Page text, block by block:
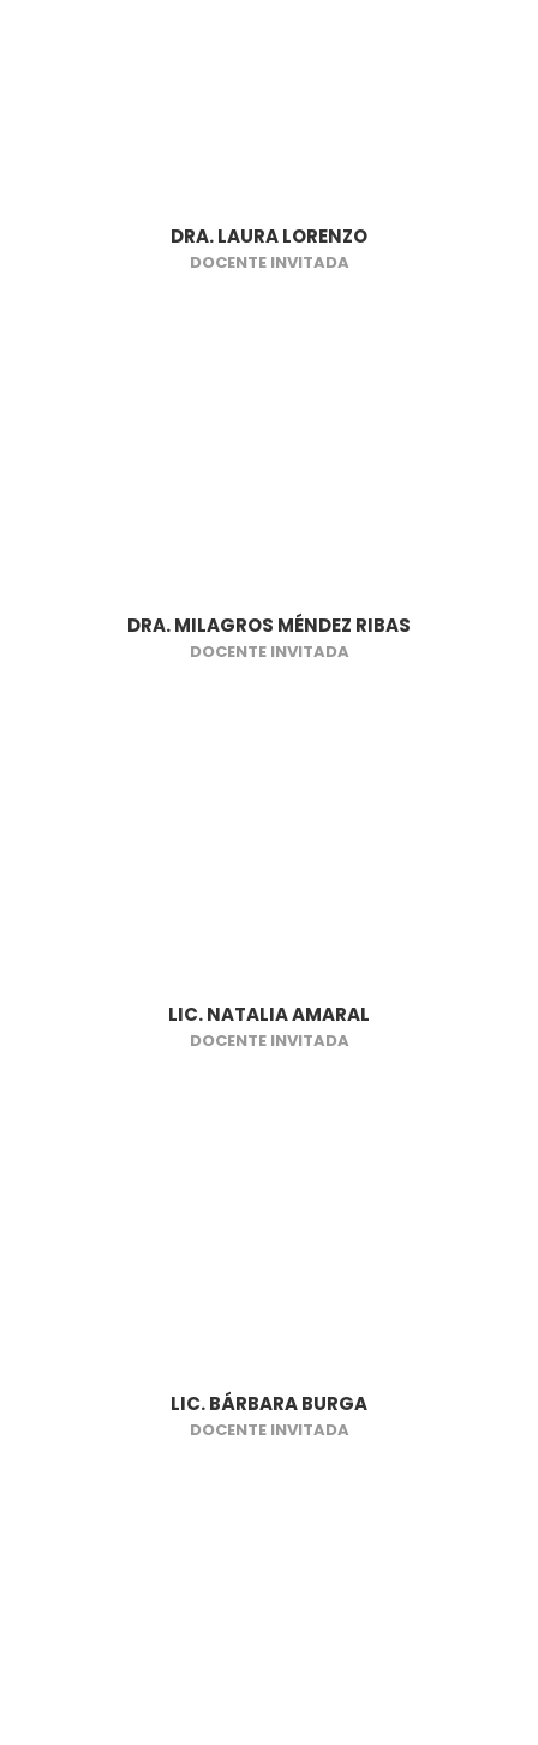
DRA. LAURA LORENZO
DOCENTE INVITADA
DRA. MILAGROS MÉNDEZ RIBAS
DOCENTE INVITADA
LIC. NATALIA AMARAL
DOCENTE INVITADA
LIC. BÁRBARA BURGA
DOCENTE INVITADA